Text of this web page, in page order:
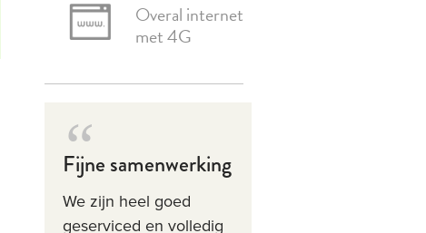
Overal internet
met 4G
Fijne samenwerking
We zijn heel goed
geserviced en volledig